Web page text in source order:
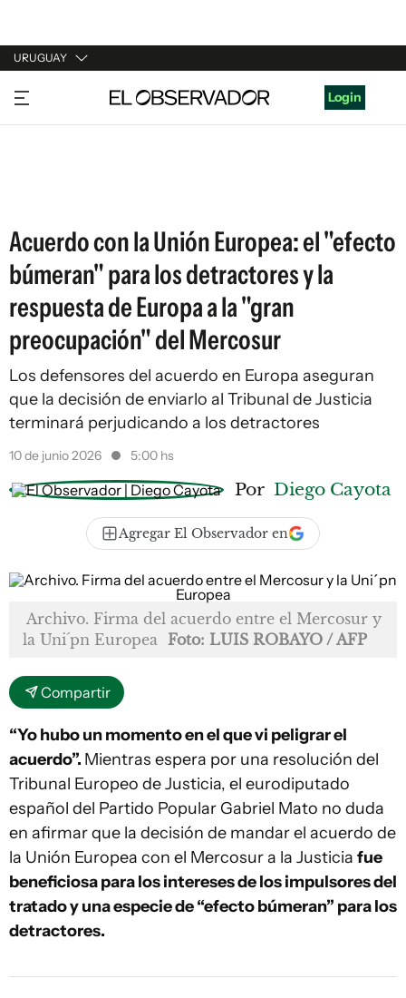
URUGUAY
URUGUAY
ARGENTINA
Login
Acuerdo con la Unión Europea: el "efecto
búmeran" para los detractores y la
respuesta de Europa a la "gran
preocupación" del Mercosur
Los defensores del acuerdo en Europa aseguran
que la decisión de enviarlo al Tribunal de Justicia
terminará perjudicando a los detractores
10 de junio 2026 5:00 hs
Por Diego Cayota
Agregar El Observador en
Archivo. Firma del acuerdo entre el Mercosur y
la Uni´pn Europea Foto: LUIS ROBAYO / AFP
Compartir
“Yo hubo un momento en el que vi peligrar el
acuerdo”. Mientras espera por una resolución del
Tribunal Europeo de Justicia, el eurodiputado
español del Partido Popular Gabriel Mato no duda
en afirmar que la decisión de mandar el acuerdo de
la Unión Europea con el Mercosur a la Justicia fue
beneficiosa para los intereses de los impulsores del
tratado y una especie de “efecto búmeran” para los
detractores.